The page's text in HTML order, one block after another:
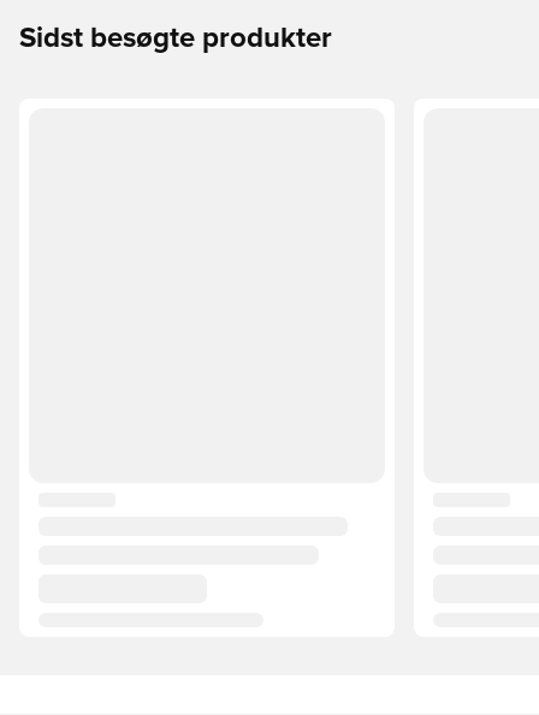
Sidst besøgte produkter